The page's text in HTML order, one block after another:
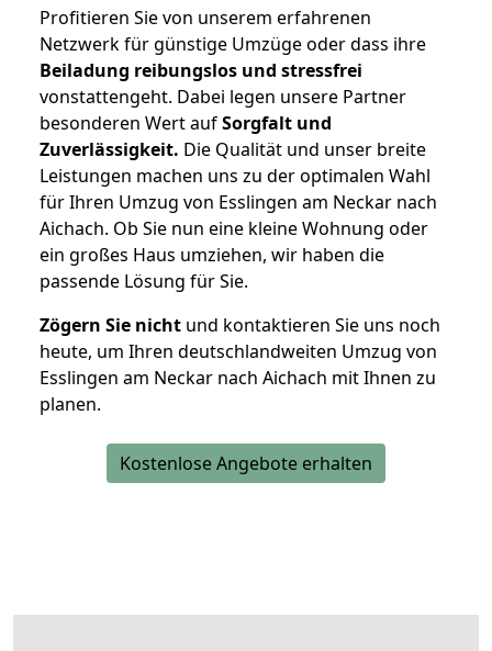
Profitieren Sie von unserem erfahrenen
Netzwerk für günstige Umzüge oder dass ihre
Beiladung reibungslos und stressfrei
vonstattengeht. Dabei legen unsere Partner
besonderen Wert aufSorgfalt und
Zuverlässigkeit. Die Qualität und unser breite
Leistungen machen uns zu der optimalen Wahl
für Ihren Umzug von Esslingen am Neckar nach
Aichach. Ob Sie nun eine kleine Wohnung oder
ein großes Haus umziehen, wir haben die
passende Lösung für Sie.
Zögern Sie nicht und kontaktieren Sie uns noch
heute, um Ihren deutschlandweiten Umzug von
Esslingen am Neckar nach Aichach mit Ihnen zu
planen.
Kostenlose Angebote erhalten